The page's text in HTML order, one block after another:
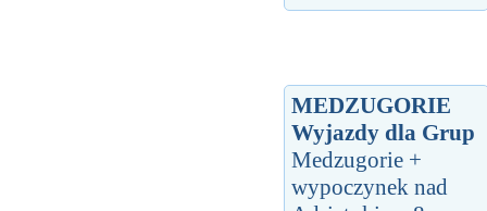
MEDZUGORIE
Wyjazdy dla Grup
Medzugorie +
wypoczynek nad